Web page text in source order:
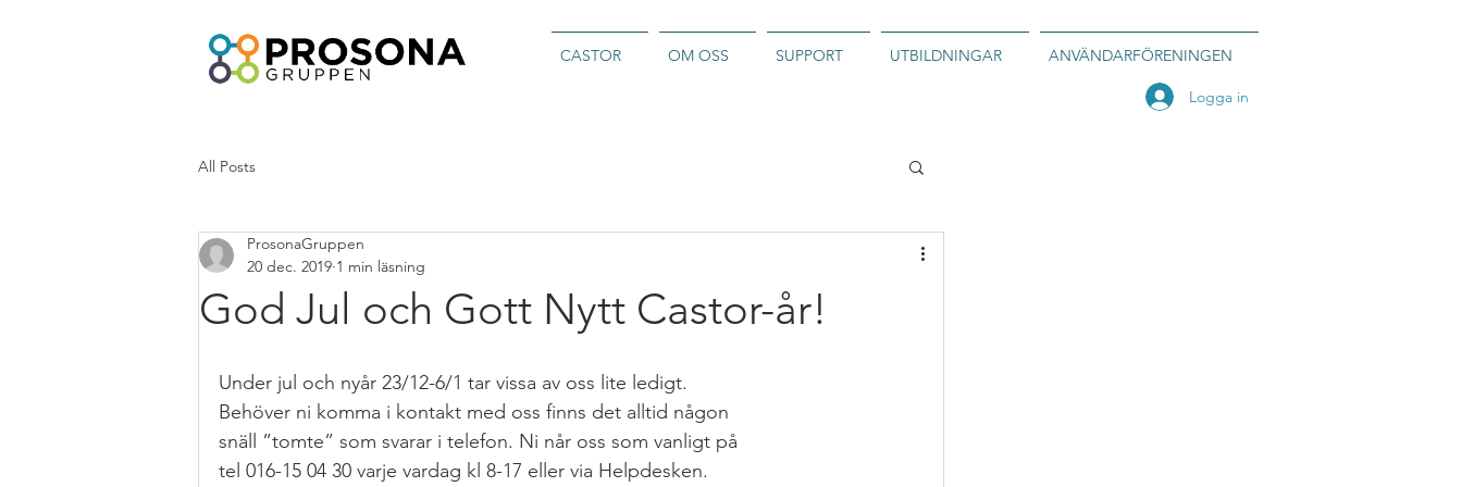
CASTOR OM OSS SUPPORT UTBILDNINGAR ANVÄNDARFÖRENINGEN
Logga in
All Posts
God Jul och Gott Nytt Castor-år!
ProsonaGruppen
20 dec. 2019 1 min läsning
Under jul och nyår 23/12-6/1 tar vissa av oss lite ledigt.
Behöver ni komma i kontakt med oss finns det alltid någon
snäll ”tomte” som svarar i telefon. Ni når oss som vanligt på
tel 016-15 04 30 varje vardag kl 8-17 eller via Helpdesken.